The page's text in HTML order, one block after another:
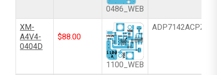
0486_WEB
XM-
A4V4-
0404D
$88.00
1100_WEB
ADP7142ACPZN-